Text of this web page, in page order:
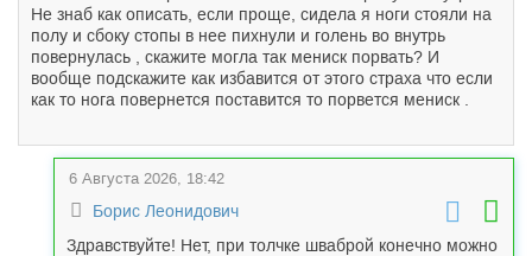
Не знаб как описать, если проще, сидела я ноги стояли на
полу и сбоку стопы в нее пихнули и голень во внутрь
повернулась , скажите могла так мениск порвать? И
вообще подскажите как избавится от этого страха что если
как то нога повернется поставится то порвется мениск .
6 Августа 2026, 18:42
Борис Леонидович
Здравствуйте! Нет, при толчке шваброй конечно можно